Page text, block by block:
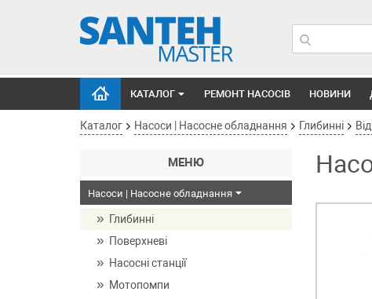
КАТАЛОГ РЕМОНТ НАСОСІВ НОВИНИ
Каталог Насоси | Насосне обладнання Глибинні
МЕНЮ
Насоси | Насосне обладнання
Глибинні
Поверхневі
Насосні станції
Мотопомпи